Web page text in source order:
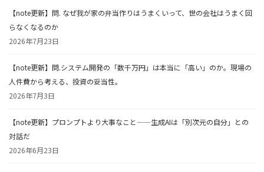
【note更新】問. なぜ我が家の弁当作りはうまくいって、世の会社はうまく回
らなくなるのか
2026年7月23日
【note更新】問.システム開発の「数千万円」は本当に「高い」のか。現場の
人件費から考える、投資の妥当性。
2026年7月3日
【note更新】プロンプトより大事なこと——生成AIは「別次元の自分」との
対話だ
2026年6月23日